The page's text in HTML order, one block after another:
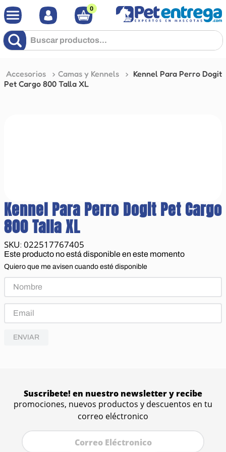
0
Buscar productos...
Accesorios Camas y Kennels
Kennel Para Perro Dogit
Pet Cargo 800 Talla XL
Kennel Para Perro Dogit Pet Cargo
800 Talla XL
: 022517767405
Este producto no está disponible en este momento
Quiero que me avisen cuando esté disponible
ENVIAR
Suscribete! en nuestro newsletter y recibe
promociones, nuevos productos y descuentos en tu
correo eléctronico